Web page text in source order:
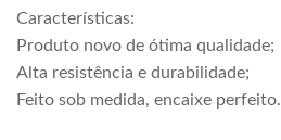
Características:
Produto novo de ótima qualidade;
Alta resistência e durabilidade;
Feito sob medida, encaixe perfeito.